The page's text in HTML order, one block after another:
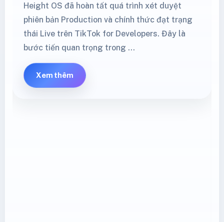
Height OS đã hoàn tất quá trình xét duyệt
phiên bản Production và chính thức đạt trạng
thái Live trên TikTok for Developers. Đây là
bước tiến quan trọng trong …
Xem thêm